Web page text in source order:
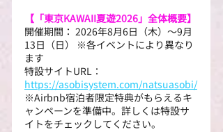
【「東京KAWAII夏遊2026」全体概要】
開催期間： 2026年8月6日（木）～9月
13日（日） ※各イベントにより異なり
ます
特設サイトURL：
https://asobisystem.com/natsuasobi/
※Airbnb宿泊者限定特典がもらえるキ
ャンペーンを準備中。詳しくは特設サ
イトをチェックしてください。